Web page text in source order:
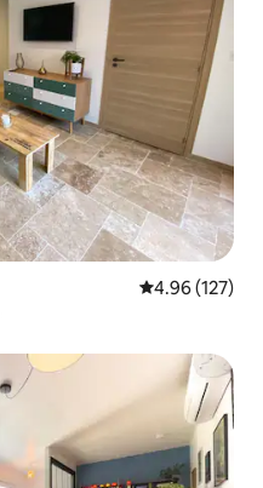
औसत रेटिंग 5 में से
4.96 (127)